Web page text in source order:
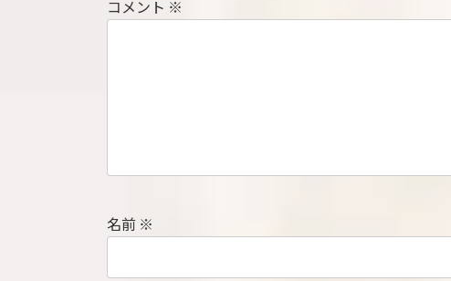
コメント ※
名前 ※